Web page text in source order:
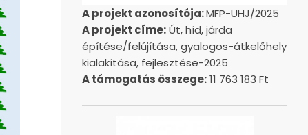
A projekt azonosítója:MFP-UHJ/2025
A projekt címe:Út, híd, járda
építése/felújítása, gyalogos-átkelőhely
kialakítása, fejlesztése-2025
A támogatás összege:11 763 183 Ft